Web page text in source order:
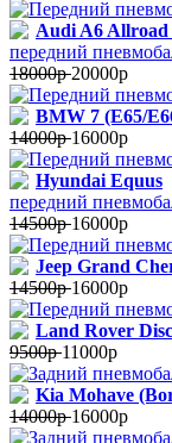
Audi A6 Allroad
передний
18000р20000р
BMW 7 (E65/
14000р16000р
Hyundai Equus
передний
14500р16000р
Jeep Grand
14500р16000р
Land Rover
9500р11000р
Kia Mohave
14000р16000р